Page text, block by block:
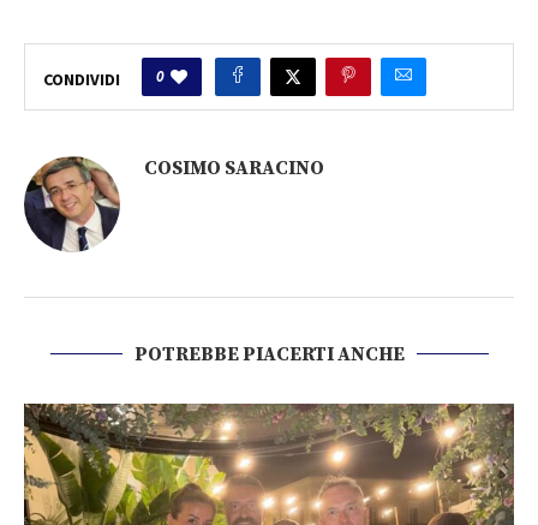
CONDIVIDI 0
COSIMO SARACINO
POTREBBE PIACERTI ANCHE